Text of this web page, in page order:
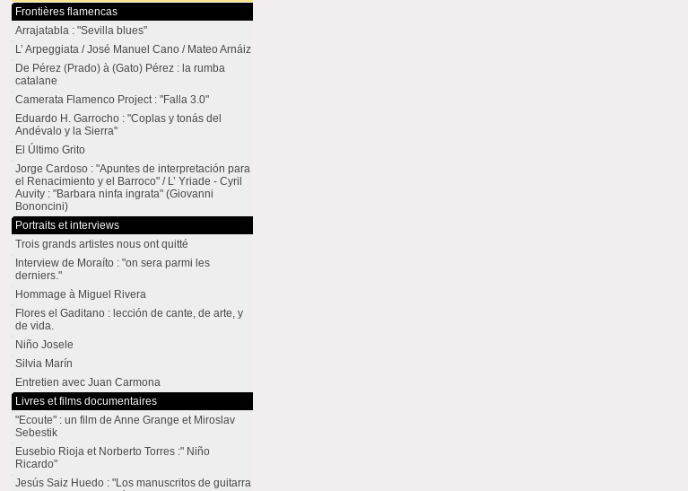
Frontières flamencas
Arrajatabla : "Sevilla blues"
L’ Arpeggiata / José Manuel Cano / Mateo Arnáiz
De Pérez (Prado) à (Gato) Pérez : la rumba
catalane
Camerata Flamenco Project : "Falla 3.0"
Eduardo H. Garrocho : "Coplas y tonás del
Andévalo y la Sierra"
El Último Grito
Jorge Cardoso : "Apuntes de interpretación para
el Renacimiento y el Barroco" / L’ Yriade - Cyril
Auvity : "Barbara ninfa ingrata" (Giovanni
Bononcini)
Portraits et interviews
Trois grands artistes nous ont quitté
Interview de Moraíto : "on sera parmi les
derniers."
Hommage à Miguel Rivera
Flores el Gaditano : lección de cante, de arte, y
de vida.
Niño Josele
Silvia Marín
Entretien avec Juan Carmona
Livres et films documentaires
"Ecoute" : un film de Anne Grange et Miroslav
Sebestik
Eusebio Rioja et Norberto Torres :" Niño
Ricardo"
Jesús Saiz Huedo : "Los manuscritos de guitarra